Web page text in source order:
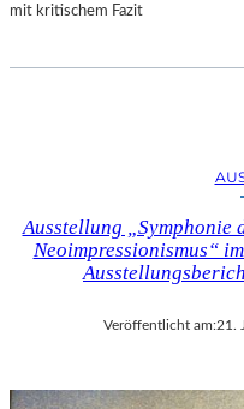
mit kritischem Fazit
Ausstellung „Symphonie
Neoimpressionismus“
Veröffentlicht am:21.